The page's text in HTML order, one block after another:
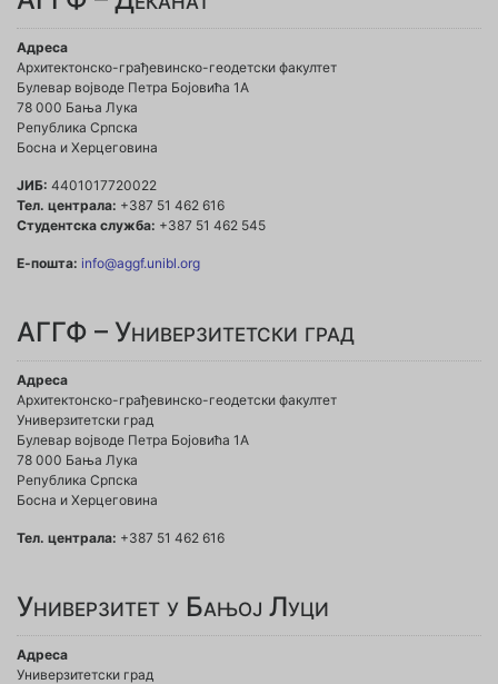
Адреса
Архитектонско-грађевинско-геодетски факултет
Булевар војводе Петра Бојовића 1A
78 000 Бања Лука
Република Српска
Босна и Херцеговина
ЈИБ: 4401017720022
Тел. централа: +387 51 462 616
Студентска служба: +387 51 462 545
Е-пошта: info@aggf.unibl.org
АГГФ – Универзитетски град
Адреса
Архитектонско-грађевинско-геодетски факултет
Универзитетски град
Булевар војводе Петра Бојовића 1A
78 000 Бања Лука
Република Српска
Босна и Херцеговина
Тел. централа: +387 51 462 616
Универзитет у Бањој Луци
Адреса
Универзитетски град